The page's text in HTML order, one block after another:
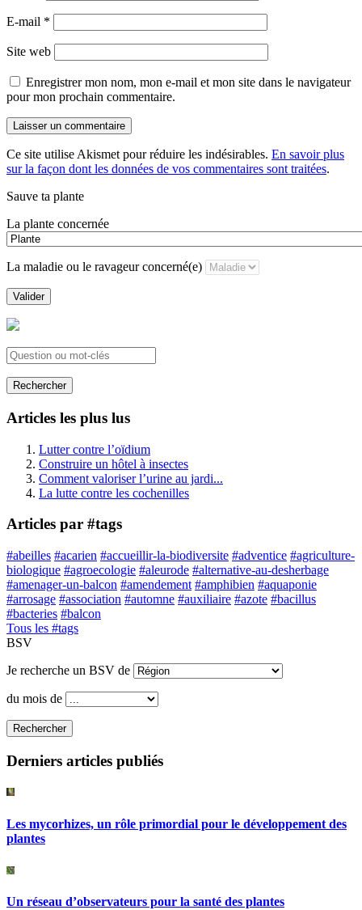
E-mail *
Site web
Enregistrer mon nom, mon e-mail et mon site dans le navigateur
pour mon prochain commentaire.
Ce site utilise Akismet pour réduire les indésirables. En savoir plus
sur la façon dont les données de vos commentaires sont traitées.
Sauve ta plante
La plante concernée
La maladie ou le ravageur concerné(e)
Valider
Rechercher
Articles les plus lus
Lutter contre l’oïdium
Construire un hôtel à insectes
Comment valoriser l’urine au jardi...
La lutte contre les cochenilles
Articles par #tags
#abeilles #acarien #accueillir-la-biodiversite #adventice #agriculture-
biologique #agroecologie #aleurode #alternative-au-desherbage
#amenager-un-balcon #amendement #amphibien #aquaponie
#arrosage #association #automne #auxiliaire #azote #bacillus
#bacteries #balcon
Tous les #tags
BSV
Je recherche un BSV de
du mois de
Rechercher
Derniers articles publiés
Les mycorhizes, un rôle primordial pour le développement des
plantes
Un réseau d’observateurs pour la santé des plantes